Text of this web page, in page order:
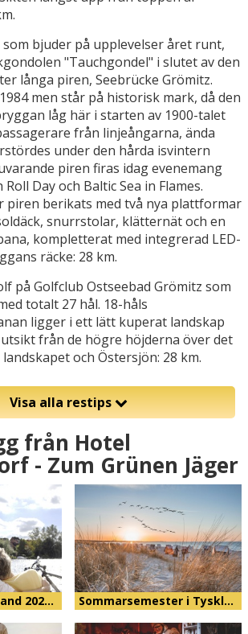
som bjuder på upplevelser året runt,
"Tauchgondel" i slutet av den
långa piren, Seebrücke Grömitz.
men står på historisk mark, då den
låg här i starten av 1900-talet
från linjeångarna, ända
under den hårda isvintern
piren firas idag evenemang
Day och Baltic Sea in Flames.
piren berikats med två nya plattformar
snurrstolar, klätternät och en
kompletterat med integrerad LED-
räcke: 28 km.
på Golfclub Ostseebad Grömitz som
totalt 27 hål. 18-håls
ligger i ett lätt kuperat landskap
utsikt från de högre höjderna över det
och Östersjön: 28 km.
Visa alla restips
från Hotel
- Zum Grünen Jäger
202… Sommarsemester i Tyskl…